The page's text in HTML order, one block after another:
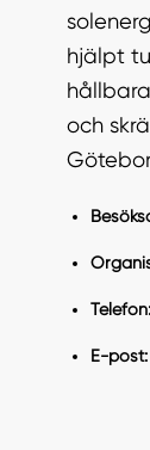
hjälpt
och
Telefon:
E-post: